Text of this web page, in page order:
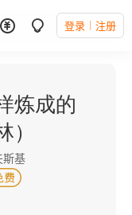
登录 注册
炼成的
）
斯基